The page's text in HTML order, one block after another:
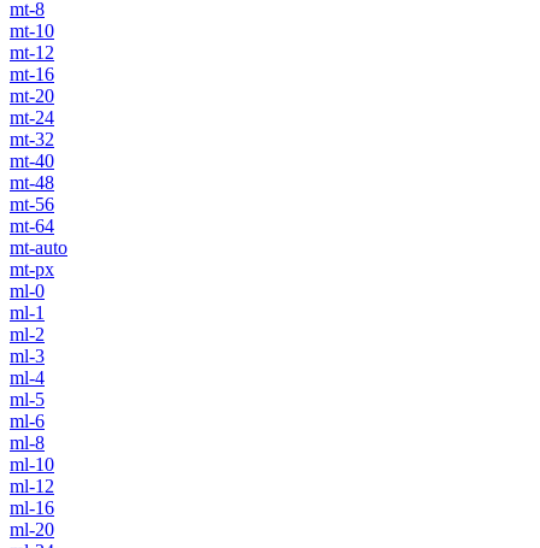
mt-8
mt-10
mt-12
mt-16
mt-20
mt-24
mt-32
mt-40
mt-48
mt-56
mt-64
mt-auto
mt-px
ml-0
ml-1
ml-2
ml-3
ml-4
ml-5
ml-6
ml-8
ml-10
ml-12
ml-16
ml-20